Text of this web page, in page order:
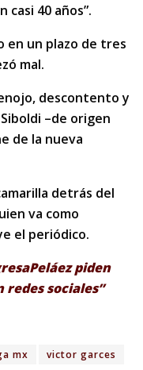
40 años”.
en un plazo de tres
mal.
descontento y
–de origen
de la nueva
detrás del
va como
el periódico.
piden
sociales”
mx victor garces